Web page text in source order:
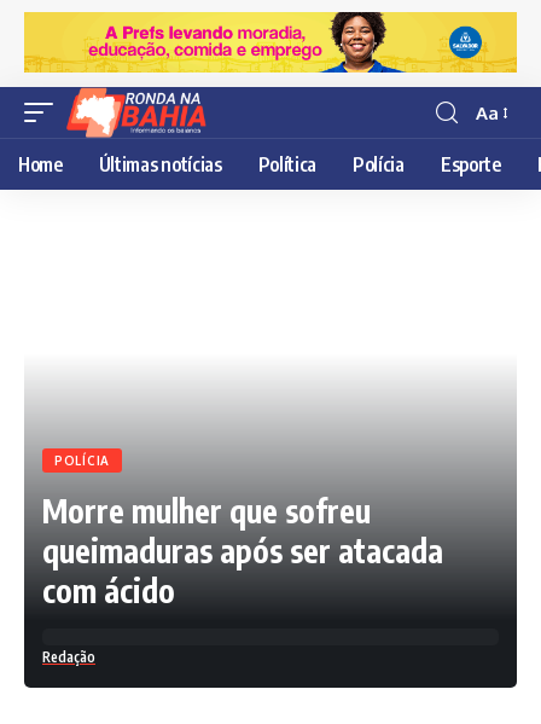
Resisor
de
fonte
Aa
Home Últimas notícias Política Polícia Esporte
POLÍCIA
Morre mulher que sofreu
queimaduras após ser atacada
com ácido
Redação